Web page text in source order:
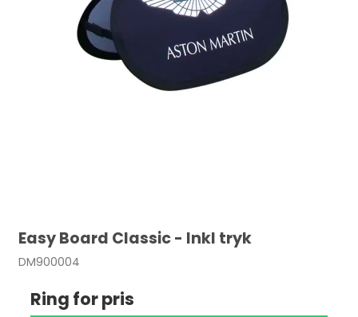
Easy Board Classic - Inkl tryk
DM900004
Ring for pris